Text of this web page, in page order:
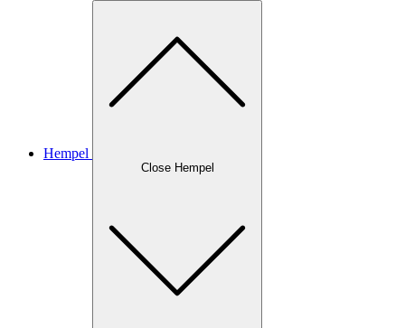
Hempel
Close Hempel